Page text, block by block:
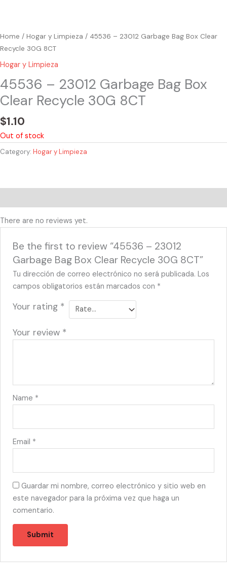
Home / Hogar y Limpieza / 45536 – 23012 Garbage Bag Box Clear
Recycle 30G 8CT
Hogar y Limpieza
45536 – 23012 Garbage Bag Box
Clear Recycle 30G 8CT
$1.10
Out of stock
Category: Hogar y Limpieza
There are no reviews yet.
Be the first to review “45536 – 23012
Garbage Bag Box Clear Recycle 30G 8CT”
Tu dirección de correo electrónico no será publicada. Los
campos obligatorios están marcados con *
Your rating *
Your review *
Name *
Email *
Guardar mi nombre, correo electrónico y sitio web en
este navegador para la próxima vez que haga un
comentario.